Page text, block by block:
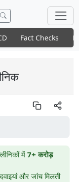
Fact Checks
में 7+ करोड़
और जांच मिलती